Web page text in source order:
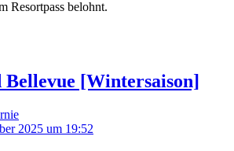
Resortpass belohnt.
Bellevue [Wintersaison]
2025 um 19:52